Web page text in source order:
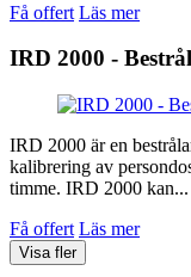
Få offert Läs mer
IRD 2000 -
IRD 2000 är en
kalibrering av
timme. IRD 2000 kan...
Få offert Läs mer
Visa fler